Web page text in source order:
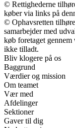
© Rettighederne
køber via links på
© Ophavsretten
samarbejder med
køb foretaget
ikke tilladt.
Bliv klogere på os
Baggrund
Værdier og mission
Om teamet
Vær med
Afdelinger
Sektioner
Gaver til dig